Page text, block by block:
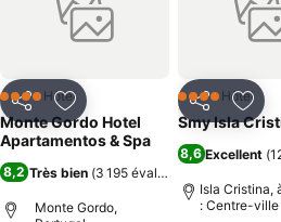
PartagerAjouter à mes favoris
4 ÉtoilesHôtel
Monte Gordo Hotel
Apartamentos & Spa
8,2 Très bien (3 195 évaluations
Monte Gordo,
Partager
4 ÉtoilesHôtel
Smy Isla
8,6Excellent (
Isla Cristina,
: Centre-ville